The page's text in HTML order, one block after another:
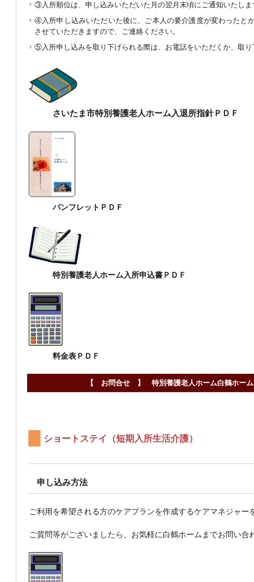
③入所順位は、申し込みいただいた月の翌月末頃にご通知いたしま
④入所申し込みいただいた後に、ご本人の要介護度が変わったと
させていただきますので、ご連絡ください。
⑤入所申し込みを取り下げられる際は、お電話をいただくか、取り
さいたま市特別養護老人ホーム入退所指針ＰＤＦ
パンフレットＰＤＦ
特別養護老人ホーム入所申込書ＰＤＦ
料金表ＰＤＦ
【 お問合せ 】 特別養護老人ホーム白鶴ホ
ショートステイ（短期入所生活介護）
申し込み方法
ご利用を希望される方のケアプランを作成するケアマネジャー
ご質問等がございましたら、お気軽に白鶴ホームまでお問い合